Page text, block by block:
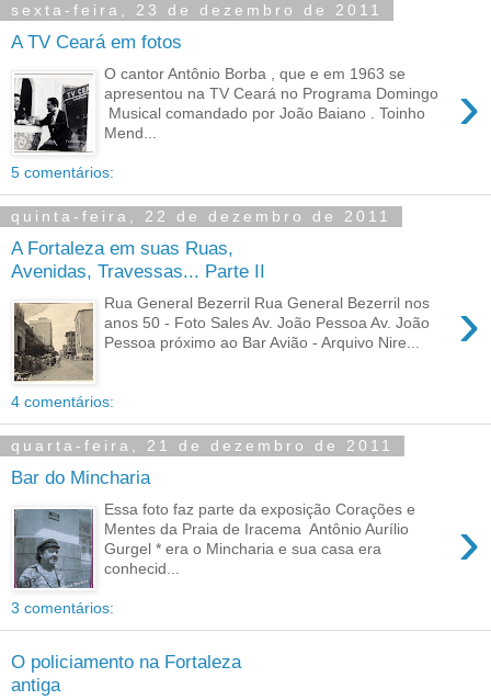
sexta-feira, 23 de dezembro de 2011
A TV Ceará em fotos
›
O cantor Antônio Borba , que e em 1963 se
apresentou na TV Ceará no Programa Domingo
Musical comandado por João Baiano . Toinho
Mend...
5 comentários:
quinta-feira, 22 de dezembro de 2011
A Fortaleza em suas Ruas,
Avenidas, Travessas... Parte II
›
Rua General Bezerril Rua General Bezerril nos
anos 50 - Foto Sales Av. João Pessoa Av. João
Pessoa próximo ao Bar Avião - Arquivo Nire...
4 comentários:
quarta-feira, 21 de dezembro de 2011
Bar do Mincharia
›
Essa foto faz parte da exposição Corações e
Mentes da Praia de Iracema Antônio Aurílio
Gurgel * era o Mincharia e sua casa era
conhecid...
3 comentários:
O policiamento na Fortaleza
antiga